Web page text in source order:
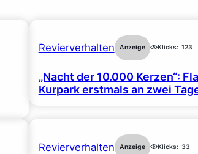
Revierverhalten Anzeige Klicks: 123
„Nacht der 10.000 Kerzen“:
Kurpark erstmals an zwei
Revierverhalten Anzeige Klicks: 33